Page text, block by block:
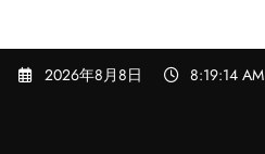
2026年8月8日 8:19:15 AM